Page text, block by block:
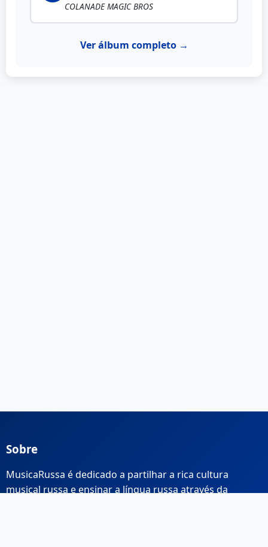
COLANADE MAGIC BROS
Ver álbum completo →
Sobre
MusicaRussa é dedicado a partilhar a rica cultura
musical russa e ensinar a língua russa através da